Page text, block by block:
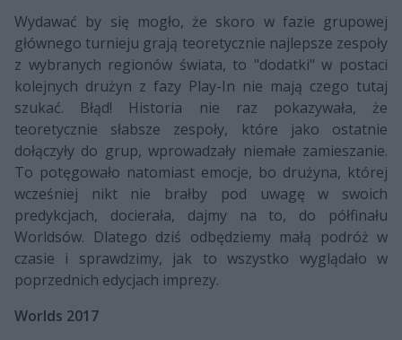
Wydawać by się mogło, że skoro w fazie grupowej
głównego turnieju grają teoretycznie najlepsze zespoły
z wybranych regionów świata, to "dodatki" w postaci
kolejnych drużyn z fazy Play-In nie mają czego tutaj
szukać. Błąd! Historia nie raz pokazywała, że
teoretycznie słabsze zespoły, które jako ostatnie
dołączyły do grup, wprowadzały niemałe zamieszanie.
To potęgowało natomiast emocje, bo drużyna, której
wcześniej nikt nie brałby pod uwagę w swoich
predykcjach, docierała, dajmy na to, do półfinału
Worldsów. Dlatego dziś odbędziemy małą podróż w
czasie i sprawdzimy, jak to wszystko wyglądało w
poprzednich edycjach imprezy.
Worlds 2017